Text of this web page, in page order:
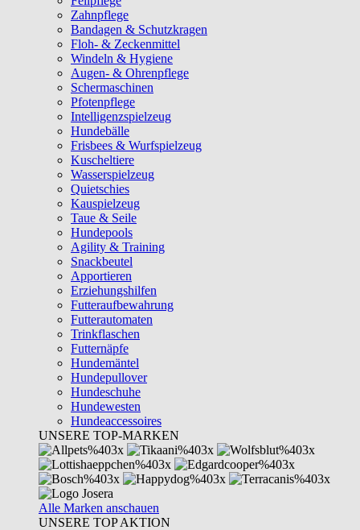
Zahnpflege
Bandagen & Schutzkragen
Floh- & Zeckenmittel
Windeln & Hygiene
Augen- & Ohrenpflege
Schermaschinen
Pfotenpflege
Intelligenzspielzeug
Hundebälle
Frisbees & Wurfspielzeug
Kuscheltiere
Wasserspielzeug
Quietschies
Kauspielzeug
Taue & Seile
Hundepools
Agility & Training
Snackbeutel
Apportieren
Erziehungshilfen
Futteraufbewahrung
Futterautomaten
Trinkflaschen
Futternäpfe
Hundemäntel
Hundepullover
Hundeschuhe
Hundewesten
Hundeaccessoires
UNSERE TOP-MARKEN
Alle Marken anschauen
UNSERE TOP AKTION